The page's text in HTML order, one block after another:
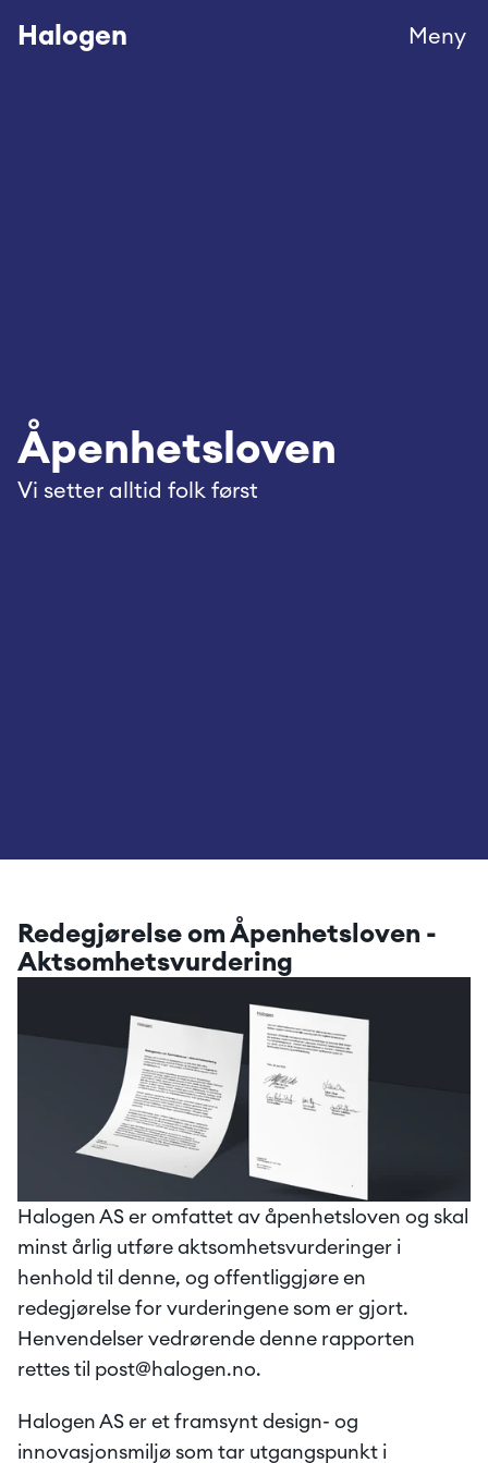
Halogen Meny
Åpenhetsloven
Vi setter alltid folk først
Redegjørelse om Åpenhetsloven -
Aktsomhetsvurdering
Halogen AS er omfattet av åpenhetsloven og skal
minst årlig utføre aktsomhetsvurderinger i
henhold til denne, og offentliggjøre en
redegjørelse for vurderingene som er gjort.
Henvendelser vedrørende denne rapporten
rettes til post@halogen.no.
Halogen AS er et framsynt design- og
innovasjonsmiljø som tar utgangspunkt i